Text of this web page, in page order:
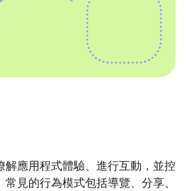
解應用程式體驗、進行互動，並控
見的行為模式包括導覽、分享、